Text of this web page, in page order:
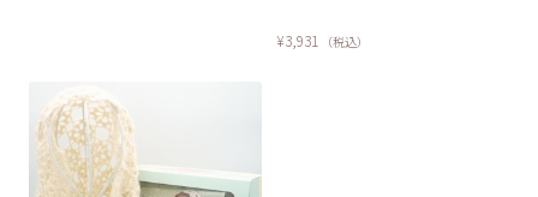
¥3,931 （税込）